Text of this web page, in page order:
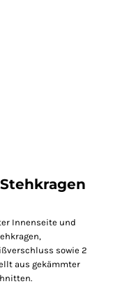
Innenseite und
sowie 2
aus gekämmter